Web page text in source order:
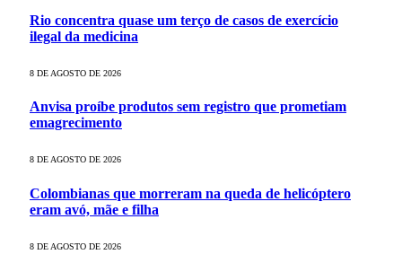
Rio concentra quase um terço de casos de exercício
ilegal da medicina
8 DE AGOSTO DE 2026
Anvisa proíbe produtos sem registro que prometiam
emagrecimento
8 DE AGOSTO DE 2026
Colombianas que morreram na queda de helicóptero
eram avó, mãe e filha
8 DE AGOSTO DE 2026